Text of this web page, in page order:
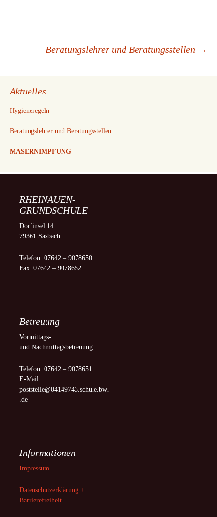
Beratungslehrer und Beratungsstellen →
Aktuelles
Hygieneregeln
Beratungslehrer und Beratungsstellen
MASERNIMPFUNG
RHEINAUEN-
GRUNDSCHULE
Dorfinsel 14
79361 Sasbach
Telefon: 07642 – 9078650
Fax: 07642 – 9078652
Betreuung
Vormittags-
und Nachmittagsbetreuung
Telefon: 07642 – 9078651
E-Mail:
poststelle@04149743.schule.bwl
.de
Informationen
Impressum
Datenschutzerklärung +
Barrierefreiheit